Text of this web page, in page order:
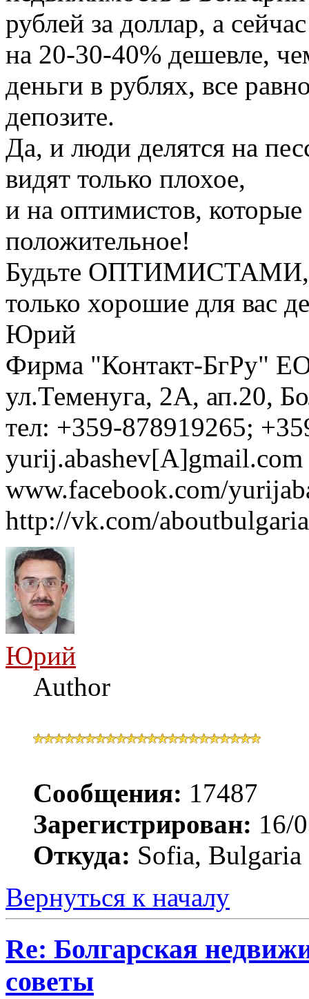
рублей за доллар, а
на 20-30-40% дешевле,
деньги в рублях, все
депозите.
Да, и люди делятся на
видят только плохое,
и на оптимистов,
положительное!
Будьте ОПТИМИСТАМИ,
только хорошие для вас
Юрий
Фирма "Контакт-БгРу"
ул.Теменуга, 2А, ап.20,
тел: +359-878919265;
yurij.abashev[A]gmail.com
www.facebook.com/
http://vk.com/aboutbulgaria
Юрий
Author
Сообщения: 17487
Зарегистрирован: 16/
Откуда: Sofia, Bulgaria
Вернуться к началу
Re: Болгарская
советы